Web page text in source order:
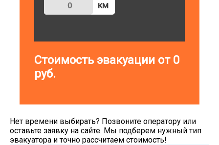
км
Стоимость эвакуации от 0
руб.
Нет времени выбирать? Позвоните оператору или
оставьте заявку на сайте. Мы подберем нужный тип
эвакуатора и точно рассчитаем стоимость!